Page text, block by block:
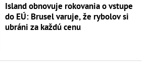
Island obnovuje rokovania o vstupe
do EÚ: Brusel varuje, že rybolov si
ubráni za každú cenu